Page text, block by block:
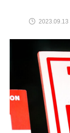
2023.09.13